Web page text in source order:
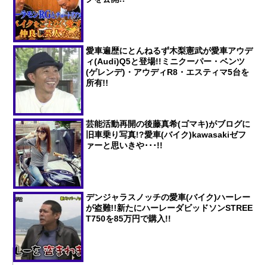
愛車遍歴にとんねるず木梨憲武が愛車アウデ
ィ(Audi)Q5と登場!!ミニクーパー・ベンツ
(ゲレンデ)・アウディR8・エスティマ5台を
所有!!
芸能活動再開の後藤真希(ゴマキ)がブログに
旧車乗り写真!?愛車(バイク)kawasakiゼフ
ァーと思いきや･･･!!
デンジャラスノッチの愛車(バイク)ハーレー
が盗難!!新たにハーレーダビッドソンSTREE
T750を85万円で購入!!